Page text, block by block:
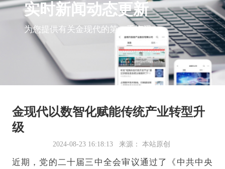
实时新闻动态更新
为您提供有关金现代的第一手资讯
金现代以数智化赋能传统产业转型升
级
2024-08-23 16:18:13 来源： 本站原创
近期，党的二十届三中全会审议通过了《中共中央